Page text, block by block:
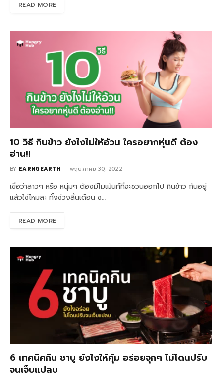
READ MORE
10 วิธี กินข้าว ยังไงไม่ให้อ้วน ใครอยากหุ่นดี ต้อง
อ่าน!!
BY EARNGEARTH พฤษภาคม 30, 2022
เขื่อว่าสาวๆ หรือ หนุ่มๆ ต้องมีโมเม้นท์ที่จะชวนออกไป กินข้าว กันอยู่
แล้วใช่ไหมละ ทั้งช่วงสิ้นเดือน ช…
READ MORE
6 เทคนิคกิน ชาบู ยังไงให้คุ้ม อร่อยจุกๆ ไม่โดนปรับ
จนเจ็บแปลบ